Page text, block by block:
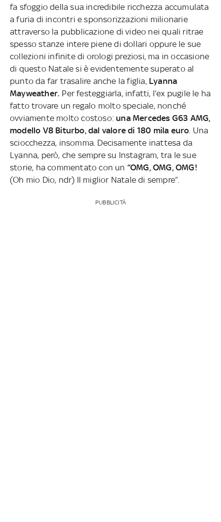
fa sfoggio della sua incredibile ricchezza accumulata
a furia di incontri e sponsorizzazioni milionarie
attraverso la pubblicazione di video nei quali ritrae
spesso stanze intere piene di dollari oppure le sue
collezioni infinite di orologi preziosi, ma in occasione
di questo Natale si è evidentemente superato al
punto da far trasalire anche la figlia, Lyanna
Mayweather. Per festeggiarla, infatti, l’ex pugile le ha
fatto trovare un regalo molto speciale, nonché
ovviamente molto costoso:una Mercedes G63 AMG,
modello V8 Biturbo, dal valore di 180 mila euro . Una
sciocchezza, insomma. Decisamente inattesa da
Lyanna, però, che sempre su Instagram, tra le sue
storie, ha commentato con un “OMG, OMG, OMG!
(Oh mio Dio, ndr) Il miglior Natale di sempre”.
PUBBLICITÀ